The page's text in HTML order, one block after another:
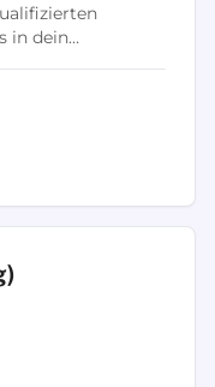
in dein